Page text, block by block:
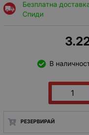
Безплатна
Спиди
В
РЕЗЕРВИРАЙ